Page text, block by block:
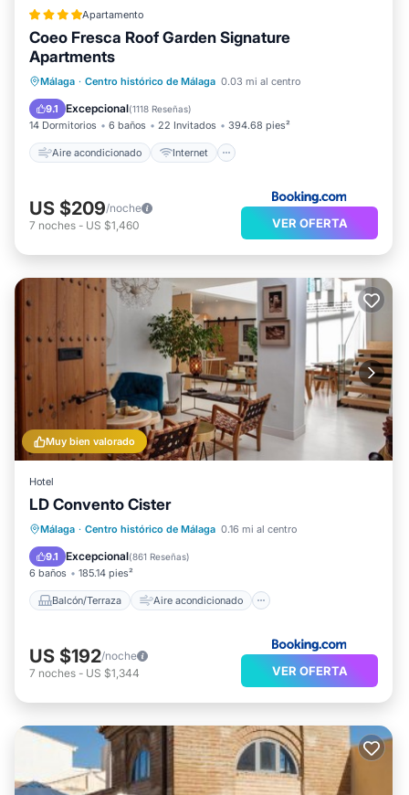
Apartamento
Coeo Fresca Roof Garden Signature
Apartments
Málaga · Centro histórico de Málaga 0.03 mi al centro
9.1 Excepcional(1118 Reseñas)
14 Dormitorios 6 baños 22 Invitados 394.68 pies²
Aire acondicionado Internet
Aire acondicionado
Internet
Apto para niños
US $209/noche
7 noches - US $1,460 VER OFERTA
Muy bien valorado
Hotel
LD Convento Cister
Málaga · Centro histórico de Málaga 0.16 mi al centro
9.1 Excepcional(861 Reseñas)
6 baños 185.14 pies²
Balcón/Terraza Aire acondicionado
Balcón/Terraza
Aire acondicionado
Internet
Accesibilidad
US $192/noche
7 noches - US $1,344 VER OFERTA